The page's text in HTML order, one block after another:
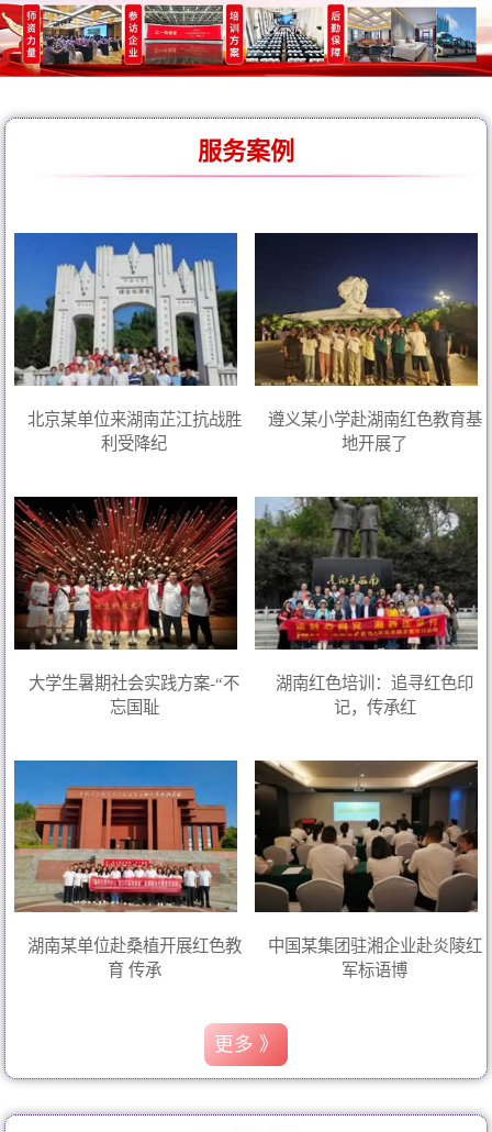
服务案例
北京某单位来湖南芷江抗战胜
利受降纪
遵义某小学赴湖南红色教育基
地开展了
大学生暑期社会实践方案-“不
忘国耻
湖南红色培训：追寻红色印
记，传承红
湖南某单位赴桑植开展红色教
育 传承
中国某集团驻湘企业赴炎陵红
军标语博
更多 》